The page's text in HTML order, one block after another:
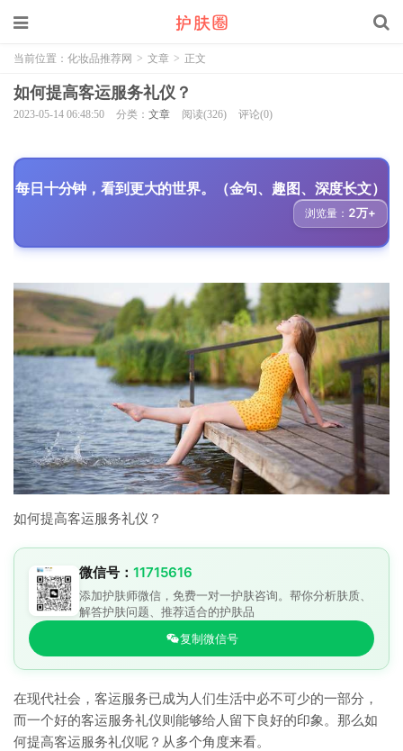
当前位置： 化妆品推荐网 > 文章 > 正文
如何提高客运服务礼仪？
2023-05-14 06:48:50 分类： 文章 阅读(326) 评论(0)
每日十分钟，看到更大的世界。（金句、趣图、深度长文）
浏览量： 2万+
如何提高客运服务礼仪？
微信号： 11715616
添加护肤师微信，免费一对一护肤咨询。帮你分析肤质、
解答护肤问题、推荐适合的护肤品
复制微信号
在现代社会，客运服务已成为人们生活中必不可少的一部分，
而一个好的客运服务礼仪则能够给人留下良好的印象。那么如
何提高客运服务礼仪呢？从多个角度来看。